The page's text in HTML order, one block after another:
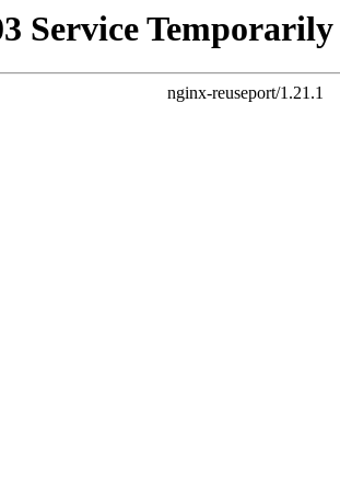
Service
nginx-reuseport/1.21.1